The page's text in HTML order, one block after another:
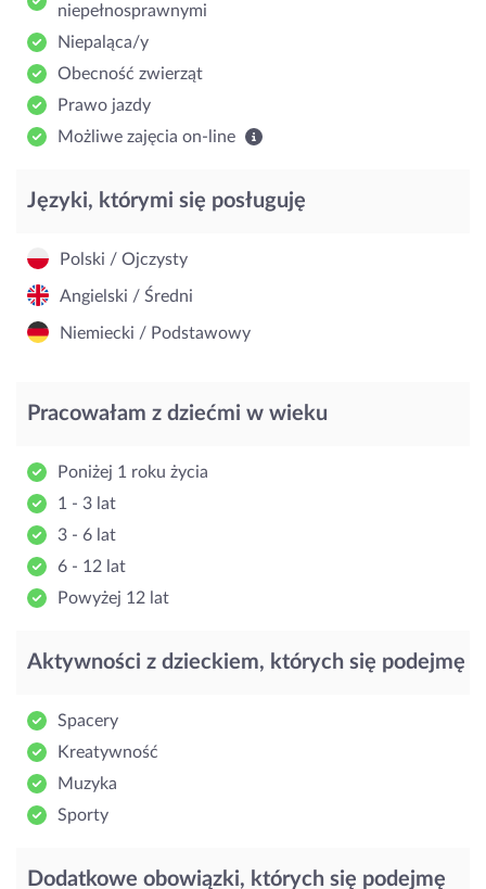
niepełnosprawnymi
Niepaląca/y
Obecność zwierząt
Prawo jazdy
Możliwe zajęcia on-line
Języki, którymi się posługuję
Polski / Ojczysty
Angielski / Średni
Niemiecki / Podstawowy
Pracowałam z dziećmi w wieku
Poniżej 1 roku życia
1 - 3 lat
3 - 6 lat
6 - 12 lat
Powyżej 12 lat
Aktywności z dzieckiem, których się podejmę
Spacery
Kreatywność
Muzyka
Sporty
Dodatkowe obowiązki, których się podejmę